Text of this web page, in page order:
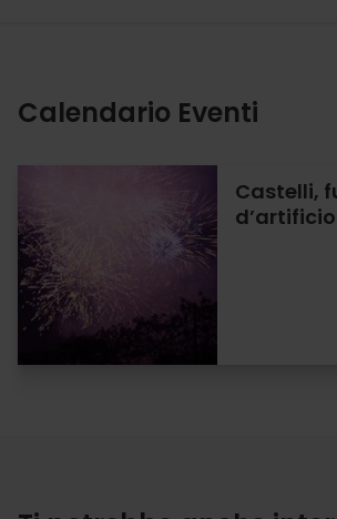
Calendario Eventi
Castelli,